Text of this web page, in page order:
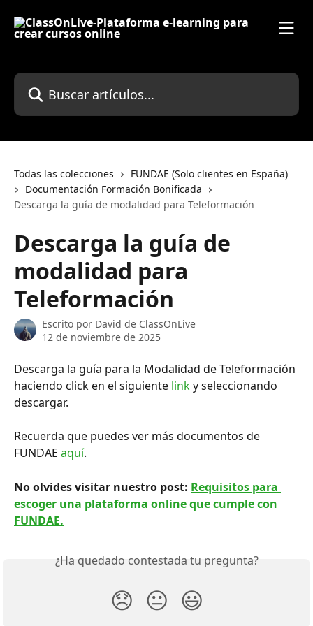
Buscar artículos...
Todas las colecciones
FUNDAE (Solo clientes en España)
Documentación Formación Bonificada
Descarga la guía de modalidad para Teleformación
Descarga la guía de
modalidad para
Teleformación
Escrito por David de ClassOnLive
12 de noviembre de 2025
Descarga la guía para la Modalidad de Teleformación
haciendo click en el siguiente link y seleccionando
descargar.
Recuerda que puedes ver más documentos de
FUNDAE aquí.
No olvides visitar nuestro post: Requisitos para
escoger una plataforma online que cumple con
FUNDAE.
¿Ha quedado contestada tu pregunta?
😞 😐 😃